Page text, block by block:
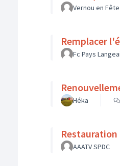
Vernou en Fête
Remplacer
Fc Pays
Héka
Restauration
AAATV SPDC